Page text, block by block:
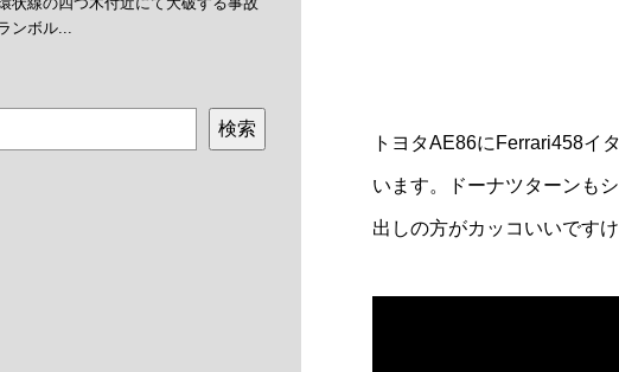
トヨタAE86にFerrari458イ
います。ドーナツターンも
出しの方がカッコいいですけ
検索